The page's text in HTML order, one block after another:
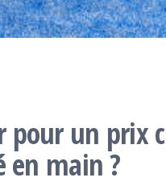
pour un prix
en main ?